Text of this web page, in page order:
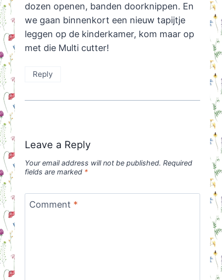
dozen openen, banden doorknippen. En
we gaan binnenkort een nieuw tapijtje
leggen op de kinderkamer, kom maar op
met die Multi cutter!
Reply
Leave a Reply
Your email address will not be published. Required
fields are marked *
Comment *